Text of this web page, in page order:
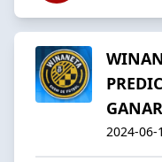
2024-06-